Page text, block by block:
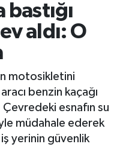
bastığı
aldı: O
motosikletini
benzin kaçağı
esnafın su
müdahale ederek
yerinin güvenlik